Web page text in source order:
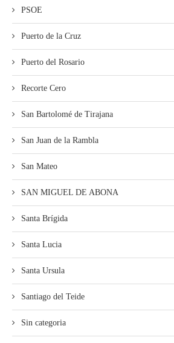
PSOE
Puerto de la Cruz
Puerto del Rosario
Recorte Cero
San Bartolomé de Tirajana
San Juan de la Rambla
San Mateo
SAN MIGUEL DE ABONA
Santa Brígida
Santa Lucia
Santa Ursula
Santiago del Teide
Sin categoria